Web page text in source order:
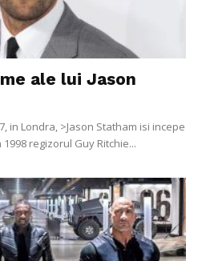
ale lui Jason
in Londra, >Jason Statham isi incepe
regizorul Guy Ritchie...